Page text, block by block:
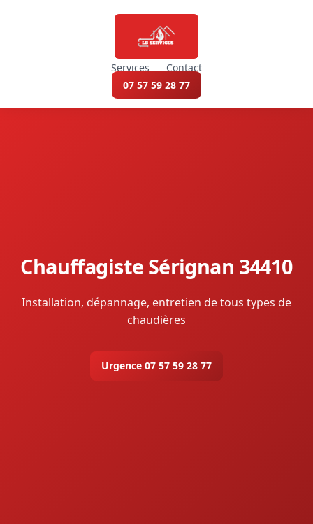
Services
Contact
07 57 59 28 77
Chauffagiste Sérignan 34410
Installation, dépannage, entretien de tous types de
chaudières
Urgence 07 57 59 28 77